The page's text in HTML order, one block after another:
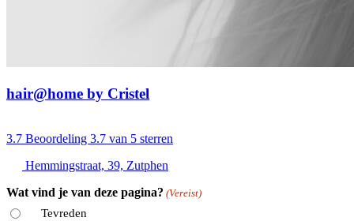
hair@home by Cristel
3.7 Beoordeling 3.7 van 5 sterren
Hemmingstraat, 39, Zutphen
Wat vind je van deze pagina? (Vereist)
Tevreden